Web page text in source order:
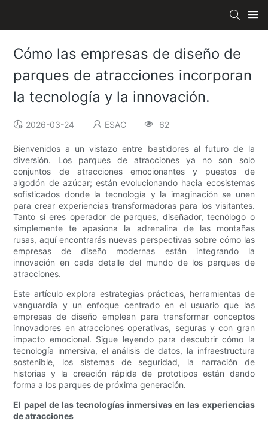
Cómo las empresas de diseño de
parques de atracciones incorporan
la tecnología y la innovación.
2026-03-24 ESAC 62
Bienvenidos a un vistazo entre bastidores al futuro de la
diversión. Los parques de atracciones ya no son solo
conjuntos de atracciones emocionantes y puestos de
algodón de azúcar; están evolucionando hacia ecosistemas
sofisticados donde la tecnología y la imaginación se unen
para crear experiencias transformadoras para los visitantes.
Tanto si eres operador de parques, diseñador, tecnólogo o
simplemente te apasiona la adrenalina de las montañas
rusas, aquí encontrarás nuevas perspectivas sobre cómo las
empresas de diseño modernas están integrando la
innovación en cada detalle del mundo de los parques de
atracciones.
Este artículo explora estrategias prácticas, herramientas de
vanguardia y un enfoque centrado en el usuario que las
empresas de diseño emplean para transformar conceptos
innovadores en atracciones operativas, seguras y con gran
impacto emocional. Sigue leyendo para descubrir cómo la
tecnología inmersiva, el análisis de datos, la infraestructura
sostenible, los sistemas de seguridad, la narración de
historias y la creación rápida de prototipos están dando
forma a los parques de próxima generación.
El papel de las tecnologías inmersivas en las experiencias
de atracciones